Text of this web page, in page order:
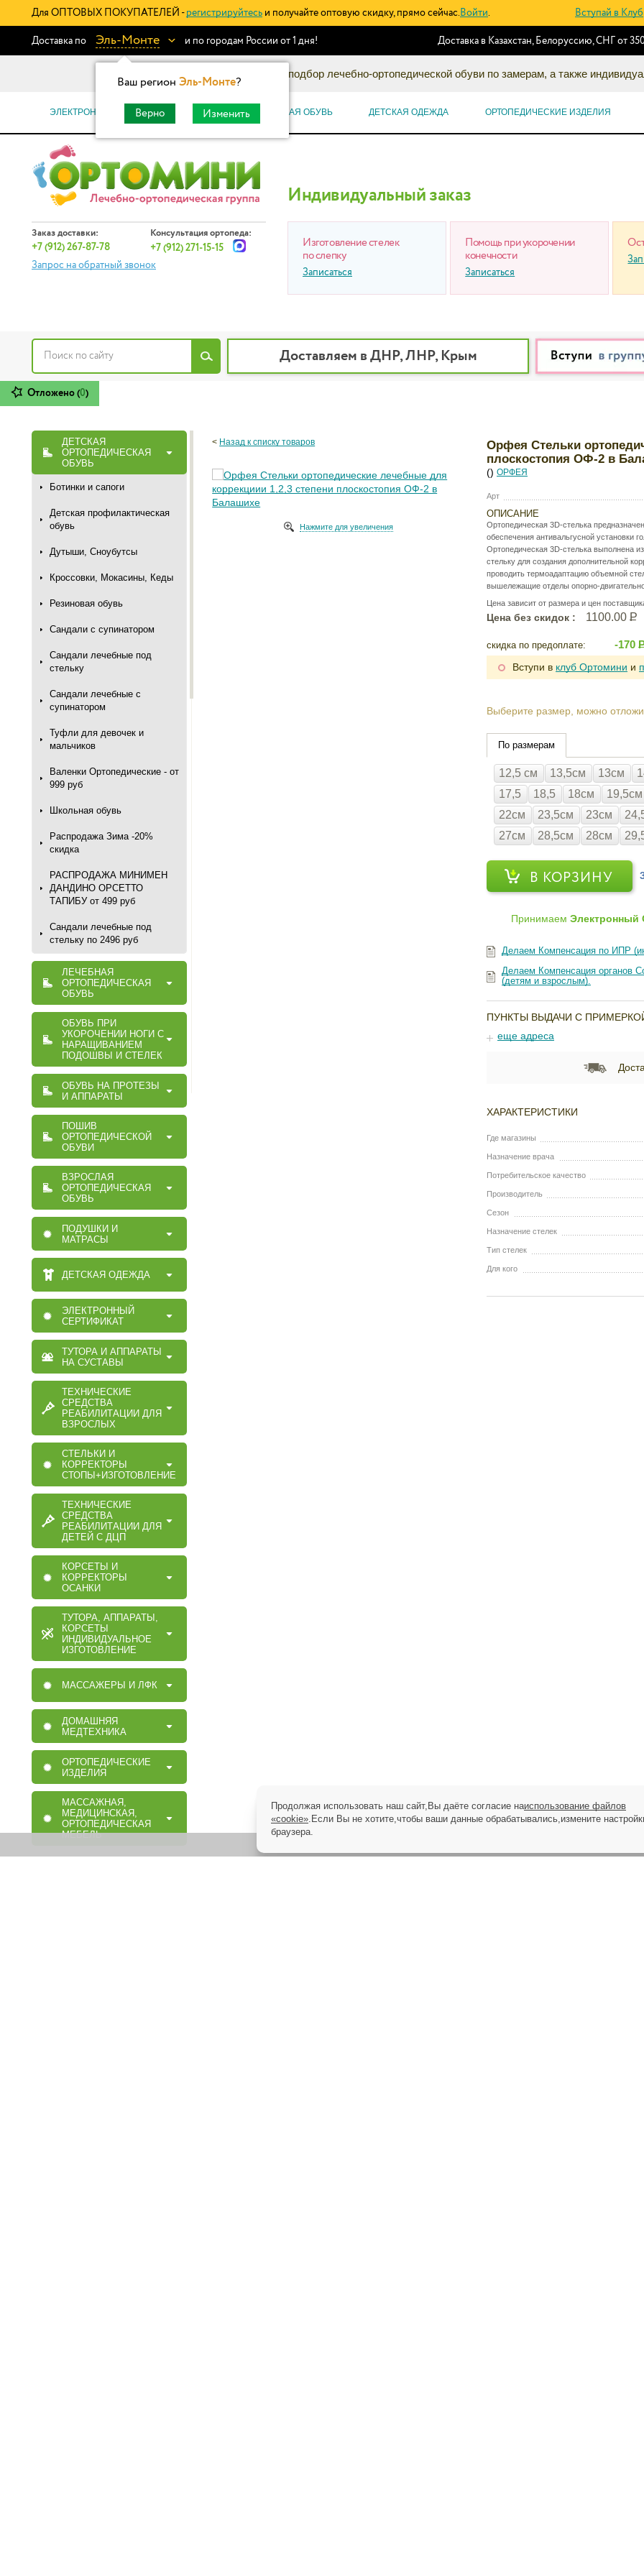
Для ОПТОВЫХ ПОКУПАТЕЛЕЙ - регистрируйтесь и получайте оптовую скидку, прямо сейчас.Войти. Вступай в Клуб
Доставка по Эль-Монте
Ваш регион Эль-Монте?
Верно Изменить
и по городам России от 1 дня! Доставка в Казахстан, Белоруссию, СНГ от
Информационный каталог: подбор лечебно-ортопедической обуви по замерам, а также
ЭЛЕКТРОННЫЕ СЕРТИФИКАТЫ ОРТОПЕДИЧЕСКАЯ ОБУВЬ ДЕТСКАЯ ОДЕЖДА ОРТОПЕДИЧЕСКИЕ ИЗДЕЛИЯ
Заказ доставки:
+7 (912) 267-87-78
Консультация ортопеда:
+7 (912) 271-15-15
Запрос на обратный звонок
Индивидуальный заказ
Изготовление стелек
по слепку
Записаться
Помощь при укорочении
конечности
Записаться
Доставляем в ДНР, ЛНР, Крым
Отложено (0)
ДЕТСКАЯ
ОРТОПЕДИЧЕСКАЯ
ОБУВЬ
Ботинки и сапоги
Детская профилактическая
обувь
Дутыши, Сноубутсы
Кроссовки, Мокасины, Кеды
Резиновая обувь
Сандали с супинатором
Сандали лечебные под
стельку
Сандали лечебные с
супинатором
Туфли для девочек и
мальчиков
Валенки Ортопедические - от
999 руб
Школьная обувь
Распродажа Зима -20%
скидка
РАСПРОДАЖА МИНИМЕН
ДАНДИНО ОРСЕТТО
ТАПИБУ от 499 руб
Сандали лечебные под
стельку по 2496 руб
ЛЕЧЕБНАЯ
ОРТОПЕДИЧЕСКАЯ
ОБУВЬ
ОБУВЬ ПРИ
УКОРОЧЕНИИ НОГИ С
НАРАЩИВАНИЕМ
ПОДОШВЫ И СТЕЛЕК
ОБУВЬ НА ПРОТЕЗЫ
И АППАРАТЫ
ПОШИВ
ОРТОПЕДИЧЕСКОЙ
ОБУВИ
ВЗРОСЛАЯ
ОРТОПЕДИЧЕСКАЯ
ОБУВЬ
ПОДУШКИ И
МАТРАСЫ
ДЕТСКАЯ ОДЕЖДА
ЭЛЕКТРОННЫЙ
СЕРТИФИКАТ
ТУТОРА И АППАРАТЫ
НА СУСТАВЫ
ТЕХНИЧЕСКИЕ
СРЕДСТВА
РЕАБИЛИТАЦИИ ДЛЯ
ВЗРОСЛЫХ
СТЕЛЬКИ И
КОРРЕКТОРЫ
СТОПЫ+ИЗГОТОВЛЕНИЕ
ТЕХНИЧЕСКИЕ
СРЕДСТВА
РЕАБИЛИТАЦИИ ДЛЯ
ДЕТЕЙ С ДЦП
КОРСЕТЫ И
КОРРЕКТОРЫ
ОСАНКИ
ТУТОРА, АППАРАТЫ,
КОРСЕТЫ
ИНДИВИДУАЛЬНОЕ
ИЗГОТОВЛЕНИЕ
МАССАЖЕРЫ И ЛФК
ДОМАШНЯЯ
МЕДТЕХНИКА
ОРТОПЕДИЧЕСКИЕ
ИЗДЕЛИЯ
МАССАЖНАЯ,
МЕДИЦИНСКАЯ,
ОРТОПЕДИЧЕСКАЯ
МЕБЕЛЬ
< Назад к списку товаров
Нажмите для увеличения
Орфея Стельки
плоскостопия ОФ-2 в
() ОРФЕЯ
Арт
ОПИСАНИЕ
Ортопедическая 3D-стелька
обеспечения антивальгусной установки
Ортопедическая 3D-стелька выполнена
стельку для создания дополнительной
проводить термоадаптацию объемной
вышележащие отделы опорно-
Цена зависит от размера и цен
Цена без скидок : 1100.00Р
скидка по предоплате: -170
Вступи в клуб Ортомини и
Выберите размер, можно
По размерам
12,5 см 13,5см 13см
17,5
18,5 18см
19,5см
22см
23,5см 23см
27см
28,5см 28см
В КОРЗИНУ
ПринимаемЭлектронный
Делаем Компенсация по ИПР
Делаем Компенсация органов
(детям и взрослым).
ПУНКТЫ ВЫДАЧИ С
еще адреса
ХАРАКТЕРИСТИКИ
Где магазины
Назначение врача
Потребительское качество
Производитель
Сезон
Назначение стелек
Тип стелек
Для кого
Продолжая использовать наш сайт,Вы даёте согласие наиспользование файлов
«cookie».Если Вы не хотите,чтобы ваши данные обрабатывались,измените
браузера.